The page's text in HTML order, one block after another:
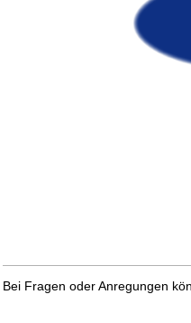
Bei Fragen oder Anregungen